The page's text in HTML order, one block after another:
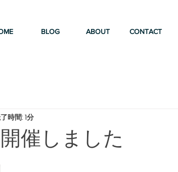
BLOG ABOUT CONTACT
催しました
時間: 1分